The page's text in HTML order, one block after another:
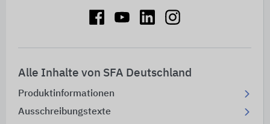
Alle Inhalte von SFA Deutschland
Produktinformationen
Ausschreibungstexte